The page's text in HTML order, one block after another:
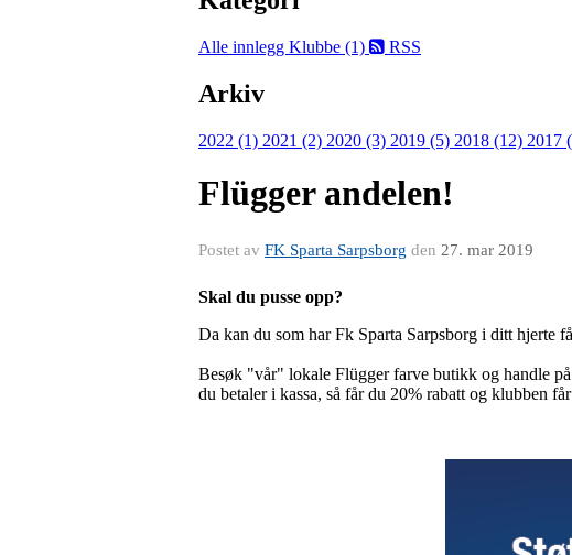
Alle innlegg Klubbe (1) RSS
Arkiv
2022 (1) 2021 (2) 2020 (3) 2019 (5) 2018 (12) 2017
Flügger andelen!
Postet av FK Sparta Sarpsborg den 27. mar 2019
Skal du pusse opp?
Da kan du som har Fk Sparta Sarpsborg i ditt hjerte
Besøk "vår" lokale Flügger farve butikk og handle
du betaler i kassa, så får du 20% rabatt og klubben